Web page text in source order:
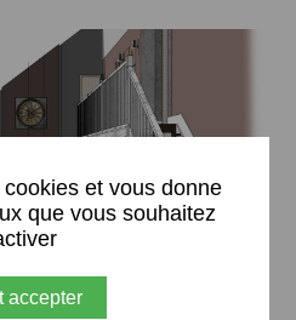
et vous donne
que vous souhaitez
accepter